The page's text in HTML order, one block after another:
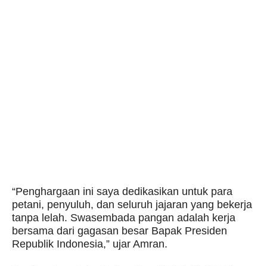
“Penghargaan ini saya dedikasikan untuk para
petani, penyuluh, dan seluruh jajaran yang bekerja
tanpa lelah. Swasembada pangan adalah kerja
bersama dari gagasan besar Bapak Presiden
Republik Indonesia,” ujar Amran.